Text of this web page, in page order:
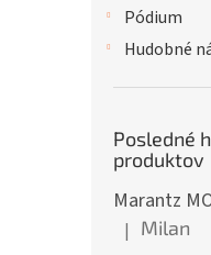
Pódium
Hudobné
Posledné
produktov
Marantz
Hodnotenie
| Milan